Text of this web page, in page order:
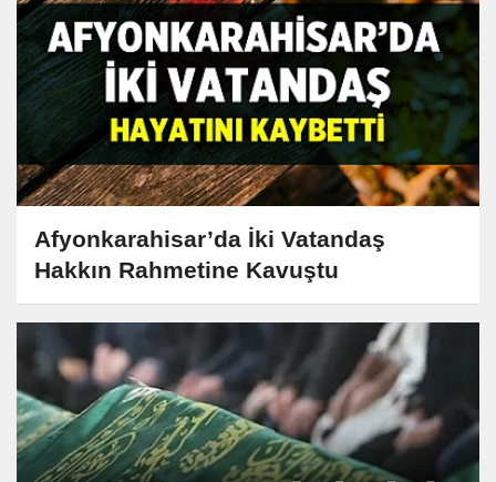
Afyonkarahisar’da İki Vatandaş
Hakkın Rahmetine Kavuştu